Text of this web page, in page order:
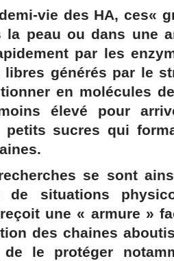
vie des HA, ces«
la peau ou dans une
par les
générés par le
en molécules
élevé pour
petits sucres qui
se sont
situations
une « armure »
des chaines
le protéger